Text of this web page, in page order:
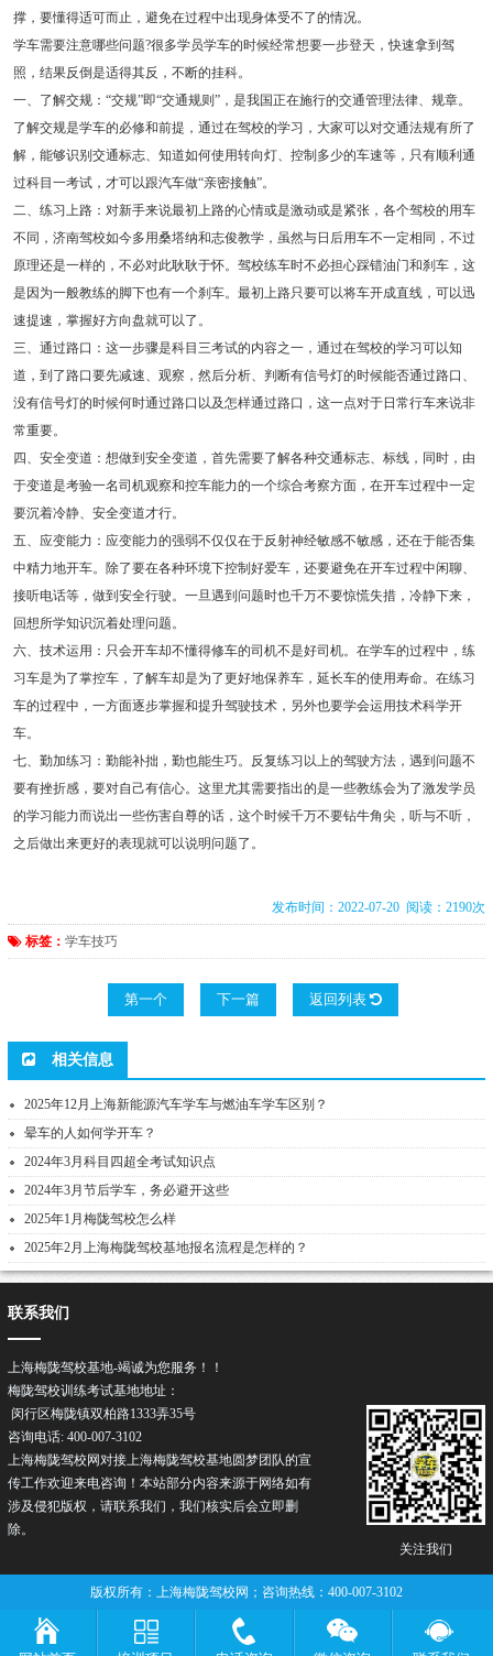
撑，要懂得适可而止，避免在过程中出现身体受不了的情况。
学车需要注意哪些问题?很多学员学车的时候经常想要一步登天，快速拿到驾
照，结果反倒是适得其反，不断的挂科。
一、了解交规：“交规”即“交通规则”，是我国正在施行的交通管理法律、规章。
了解交规是学车的必修和前提，通过在驾校的学习，大家可以对交通法规有所了
解，能够识别交通标志、知道如何使用转向灯、控制多少的车速等，只有顺利通
过科目一考试，才可以跟汽车做“亲密接触”。
二、练习上路：对新手来说最初上路的心情或是激动或是紧张，各个驾校的用车
不同，济南驾校如今多用桑塔纳和志俊教学，虽然与日后用车不一定相同，不过
原理还是一样的，不必对此耿耿于怀。驾校练车时不必担心踩错油门和刹车，这
是因为一般教练的脚下也有一个刹车。最初上路只要可以将车开成直线，可以迅
速提速，掌握好方向盘就可以了。
三、通过路口：这一步骤是科目三考试的内容之一，通过在驾校的学习可以知
道，到了路口要先减速、观察，然后分析、判断有信号灯的时候能否通过路口、
没有信号灯的时候何时通过路口以及怎样通过路口，这一点对于日常行车来说非
常重要。
四、安全变道：想做到安全变道，首先需要了解各种交通标志、标线，同时，由
于变道是考验一名司机观察和控车能力的一个综合考察方面，在开车过程中一定
要沉着冷静、安全变道才行。
五、应变能力：应变能力的强弱不仅仅在于反射神经敏感不敏感，还在于能否集
中精力地开车。除了要在各种环境下控制好爱车，还要避免在开车过程中闲聊、
接听电话等，做到安全行驶。一旦遇到问题时也千万不要惊慌失措，冷静下来，
回想所学知识沉着处理问题。
六、技术运用：只会开车却不懂得修车的司机不是好司机。在学车的过程中，练
习车是为了掌控车，了解车却是为了更好地保养车，延长车的使用寿命。在练习
车的过程中，一方面逐步掌握和提升驾驶技术，另外也要学会运用技术科学开
车。
七、勤加练习：勤能补拙，勤也能生巧。反复练习以上的驾驶方法，遇到问题不
要有挫折感，要对自己有信心。这里尤其需要指出的是一些教练会为了激发学员
的学习能力而说出一些伤害自尊的话，这个时候千万不要钻牛角尖，听与不听，
之后做出来更好的表现就可以说明问题了。
发布时间：2022-07-20 阅读：2190次
标签： 学车技巧
第一个 下一篇 返回列表
相关信息
2025年12月上海新能源汽车学车与燃油车学车区别？
晕车的人如何学开车？
2024年3月科目四超全考试知识点
2024年3月节后学车，务必避开这些
2025年1月梅陇驾校怎么样
2025年2月上海梅陇驾校基地报名流程是怎样的？
关注我们
联系我们
上海梅陇驾校基地-竭诚为您服务！！
梅陇驾校训练考试基地地址：
闵行区梅陇镇双柏路1333弄35号
咨询电话: 400-007-3102
上海梅陇驾校网对接上海梅陇驾校基地圆梦团队的宣
传工作欢迎来电咨询！本站部分内容来源于网络如有
涉及侵犯版权，请联系我们，我们核实后会立即删
除。
版权所有：上海梅陇驾校网；咨询热线：400-007-3102